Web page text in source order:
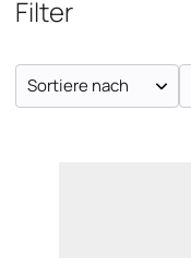
Filter
Sortiere nach